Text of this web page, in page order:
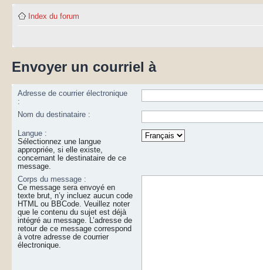
Index du forum
Envoyer un courriel à
Adresse de courrier électronique
:
Nom du destinataire :
Langue :
Sélectionnez une langue
appropriée, si elle existe,
concernant le destinataire de ce
message.
Corps du message :
Ce message sera envoyé en
texte brut, n’y incluez aucun code
HTML ou BBCode. Veuillez noter
que le contenu du sujet est déjà
intégré au message. L’adresse de
retour de ce message correspond
à votre adresse de courrier
électronique.